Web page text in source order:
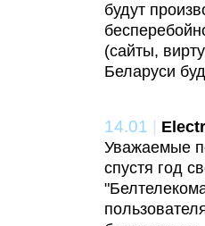
будут
(сайты,
Беларуси
14.01 |
Уважаемые
спустя год